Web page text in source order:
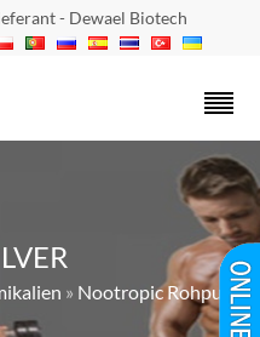
- Dewael Biotech
» Nootropic Rohpulver